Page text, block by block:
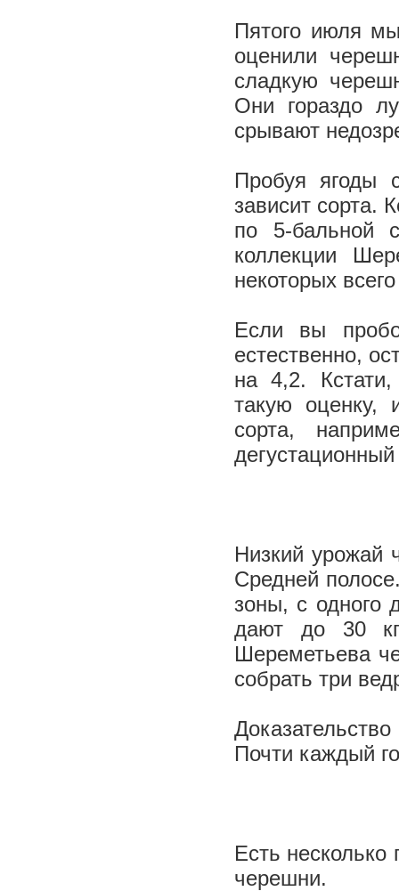
Пятого июля
оценили
сладкую
Они гораздо
срывают
Пробуя ягоды
зависит сорта.
по 5-
коллекции
некоторых
Если вы
естественно,
на 4,2. Кстати,
такую оценку,
сорта,
Низкий урожай
Средней
зоны, с одного
дают до 30
Шереметьева
собрать три
Почти каждый
Есть
черешни.